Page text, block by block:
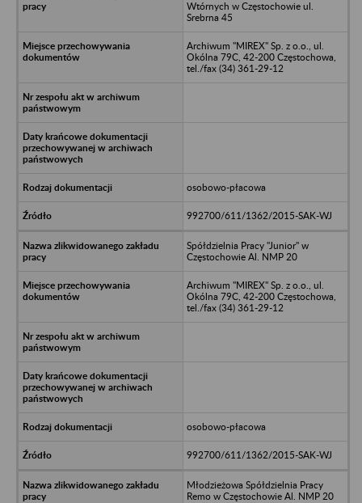
Wtórnych w Częstochowie ul.
Srebrna 45
Archiwum "MIREX" Sp. z o.o., ul.
Okólna 79C, 42-200 Częstochowa,
tel./fax (34) 361-29-12
osobowo-płacowa
992700/611/1362/2015-SAK-WJ
Spółdzielnia Pracy "Junior" w
Częstochowie Al. NMP 20
Archiwum "MIREX" Sp. z o.o., ul.
Okólna 79C, 42-200 Częstochowa,
tel./fax (34) 361-29-12
osobowo-płacowa
992700/611/1362/2015-SAK-WJ
Młodzieżowa Spółdzielnia Pracy
Remo w Częstochowie Al. NMP 20